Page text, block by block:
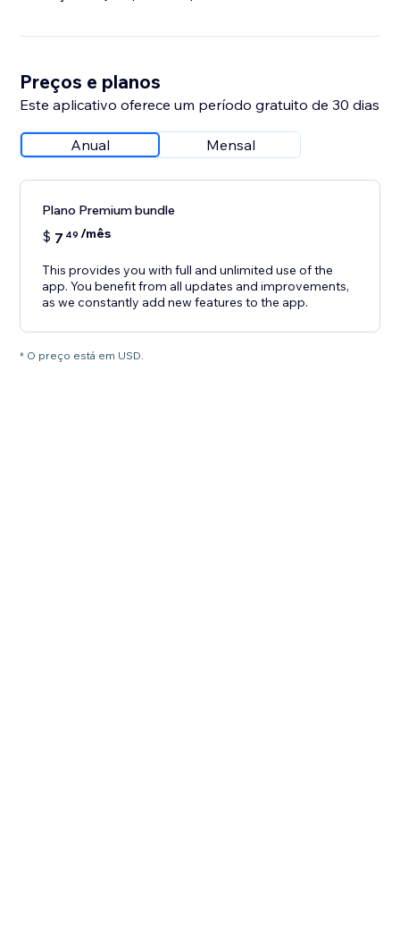
Preços e planos
Este aplicativo oferece um período gratuito de 30 dias
Anual Mensal
Plano Premium bundle
$ 7 49 /mês
This provides you with full and unlimited use of the
app. You benefit from all updates and improvements,
as we constantly add new features to the app.
* O preço está em USD.